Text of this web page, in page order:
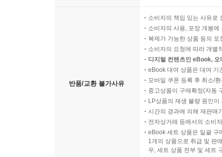
반품/교환 불가사유
소비자의 책임 있는 사유로
소비자의 사용, 포장 개봉
복제가 가능한 상품 등의
소비자의 요청에 따라 개별
디지털 컨텐츠인 eBook,
eBook 대여 상품은 대여 기
모바일 쿠폰 등록 후 취소/
중고상품이 구매확정(자동
LP상품의 재생 불량 원인
시간의 경과에 의해 재판매
전자상거래 등에서의 소비
eBook 세트 상품은 일괄 구
1개의 상품으로 취급 및 판
우, 세트 상품 전부 및 세트